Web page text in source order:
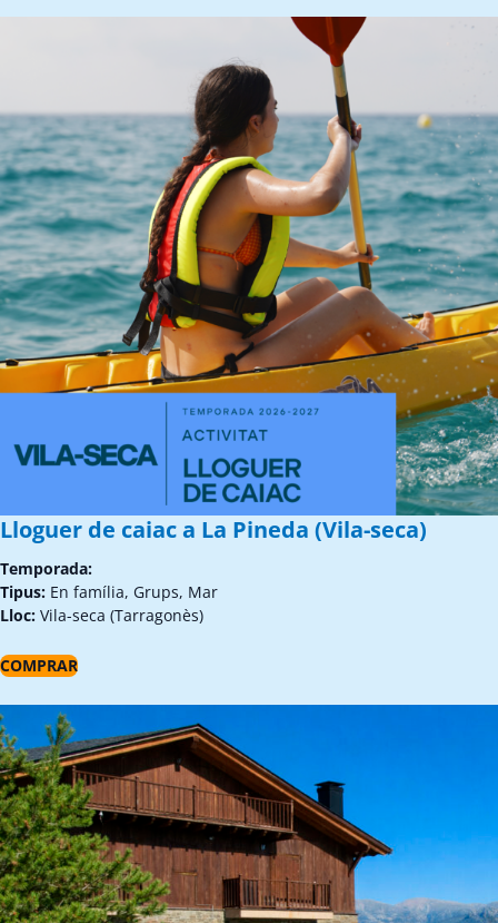
Lloguer de caiac a La Pineda (Vila-seca)
Temporada:
Tipus: En família, Grups, Mar
Lloc: Vila-seca (Tarragonès)
COMPRAR